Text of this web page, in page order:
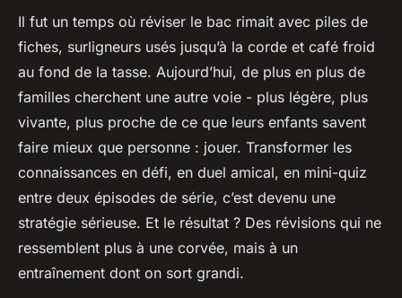
Top 5 jeux révolutionnaires
pour améliorer vos révisions
du bac
Victor•13/04/2026 08:54• 8 min de lecture
Il fut un temps où réviser le bac rimait avec piles de
fiches, surligneurs usés jusqu’à la corde et café froid
au fond de la tasse. Aujourd’hui, de plus en plus de
familles cherchent une autre voie - plus légère, plus
vivante, plus proche de ce que leurs enfants savent
faire mieux que personne : jouer. Transformer les
connaissances en défi, en duel amical, en mini-quiz
entre deux épisodes de série, c’est devenu une
stratégie sérieuse. Et le résultat ? Des révisions qui ne
ressemblent plus à une corvée, mais à un
entraînement dont on sort grandi.